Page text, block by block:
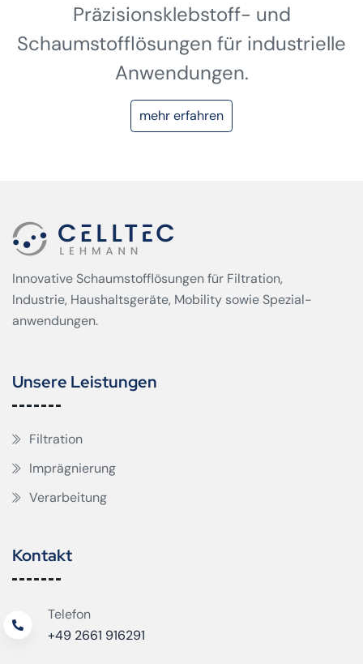
Präzisionsklebstoff- und
Schaumstofflösungen für industrielle
Anwendungen.
mehr erfahren
Innovative Schaumstofflösungen für Filtration,
Industrie, Haushaltsgeräte, Mobility sowie Spezial­
anwendungen.
Unsere Leistungen
Filtration
Imprägnierung
Verarbeitung
Kontakt
Telefon
+49 2661 916291